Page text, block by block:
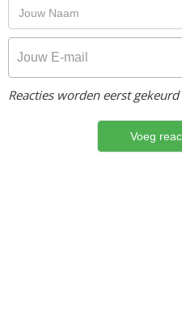
Reacties worden eerst